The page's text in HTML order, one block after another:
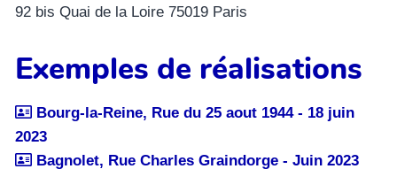
92 bis Quai de la Loire 75019 Paris
Exemples de réalisations
Bourg-la-Reine, Rue du 25 aout 1944 - 18 juin
2023
Bagnolet, Rue Charles Graindorge - Juin 2023